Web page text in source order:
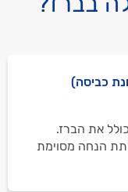
כביסה)
את הברז.
הנחה מסוימת